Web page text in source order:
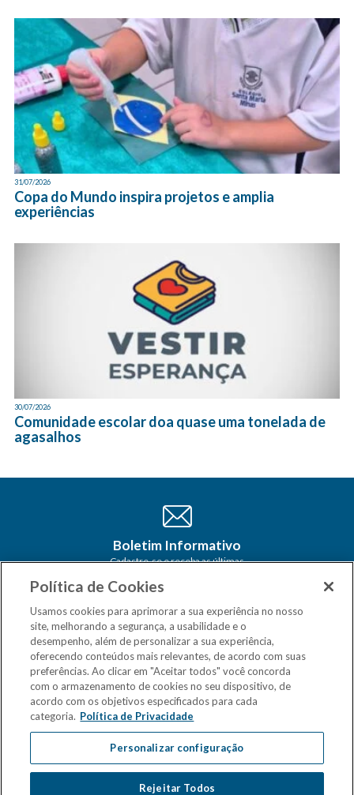
31/07/2026
Copa do Mundo inspira projetos e amplia
experiências
30/07/2026
Comunidade escolar doa quase uma tonelada de
agasalhos
Boletim Informativo
Cadastre-se e receba as últimas
Política de Cookies
Usamos cookies para aprimorar a sua experiência no nosso
site, melhorando a segurança, a usabilidade e o
desempenho, além de personalizar a sua experiência,
oferecendo conteúdos mais relevantes, de acordo com suas
preferências. Ao clicar em "Aceitar todos" você concorda
com o armazenamento de cookies no seu dispositivo, de
acordo com os objetivos especificados para cada
categoria. Política de Privacidade
Personalizar configuração
Rejeitar Todos